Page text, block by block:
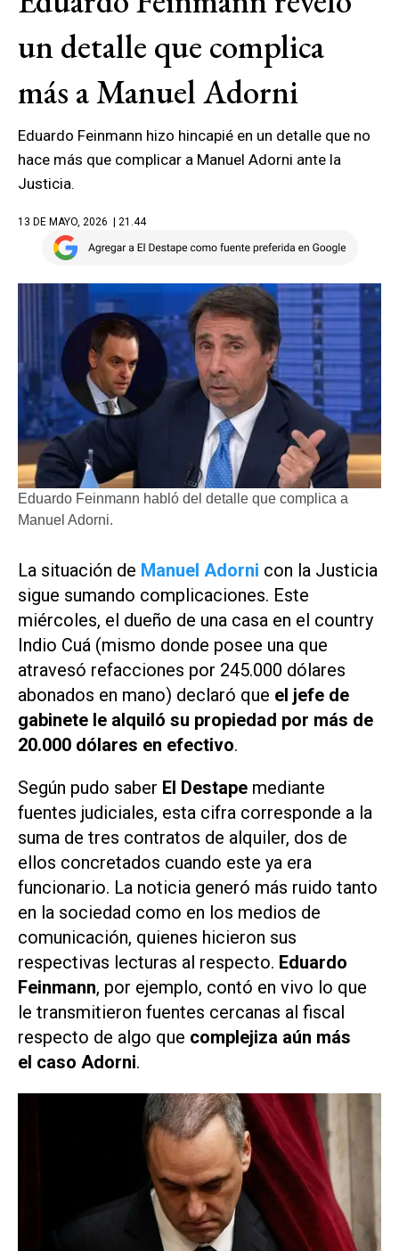
un detalle que complica
más a Manuel Adorni
Eduardo Feinmann hizo hincapié en un detalle que no
hace más que complicar a Manuel Adorni ante la
Justicia.
13 DE MAYO, 2026 | 21.44
Eduardo Feinmann habló del detalle que complica a
Manuel Adorni.
La situación de Manuel Adorni con la Justicia
sigue sumando complicaciones. Este
miércoles, el dueño de una casa en el country
Indio Cuá (mismo donde posee una que
atravesó refacciones por 245.000 dólares
abonados en mano) declaró que el jefe de
gabinete le alquiló su propiedad por más de
20.000 dólares en efectivo.
Según pudo saber El Destape mediante
fuentes judiciales, esta cifra corresponde a la
suma de tres contratos de alquiler, dos de
ellos concretados cuando este ya era
funcionario. La noticia generó más ruido tanto
en la sociedad como en los medios de
comunicación, quienes hicieron sus
respectivas lecturas al respecto. Eduardo
Feinmann, por ejemplo, contó en vivo lo que
le transmitieron fuentes cercanas al fiscal
respecto de algo que complejiza aún más
el caso Adorni.